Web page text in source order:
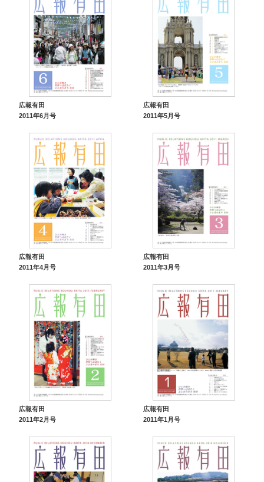
広報有田
2011年6月号
広報有田
2011年5月号
広報有田
2011年4月号
広報有田
2011年3月号
広報有田
2011年2月号
広報有田
2011年1月号